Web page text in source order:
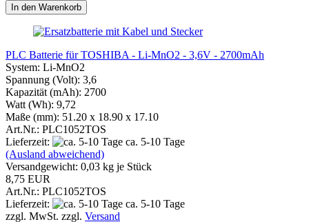
In den Warenkorb
PLC Batterie für TOSHIBA - Li-MnO2 - 3,6V - 2700mAh
System: Li-MnO2
Spannung (Volt): 3,6
Kapazität (mAh): 2700
Watt (Wh): 9,72
Maße (mm): 51.20 x 18.90 x 17.10
Art.Nr.: PLC1052TOS
Lieferzeit:
ca. 5-10 Tage
(Ausland abweichend)
Versandgewicht: 0,03 kg je Stück
8,75 EUR
Art.Nr.: PLC1052TOS
Lieferzeit:
ca. 5-10 Tage
zzgl. MwSt. zzgl. Versand